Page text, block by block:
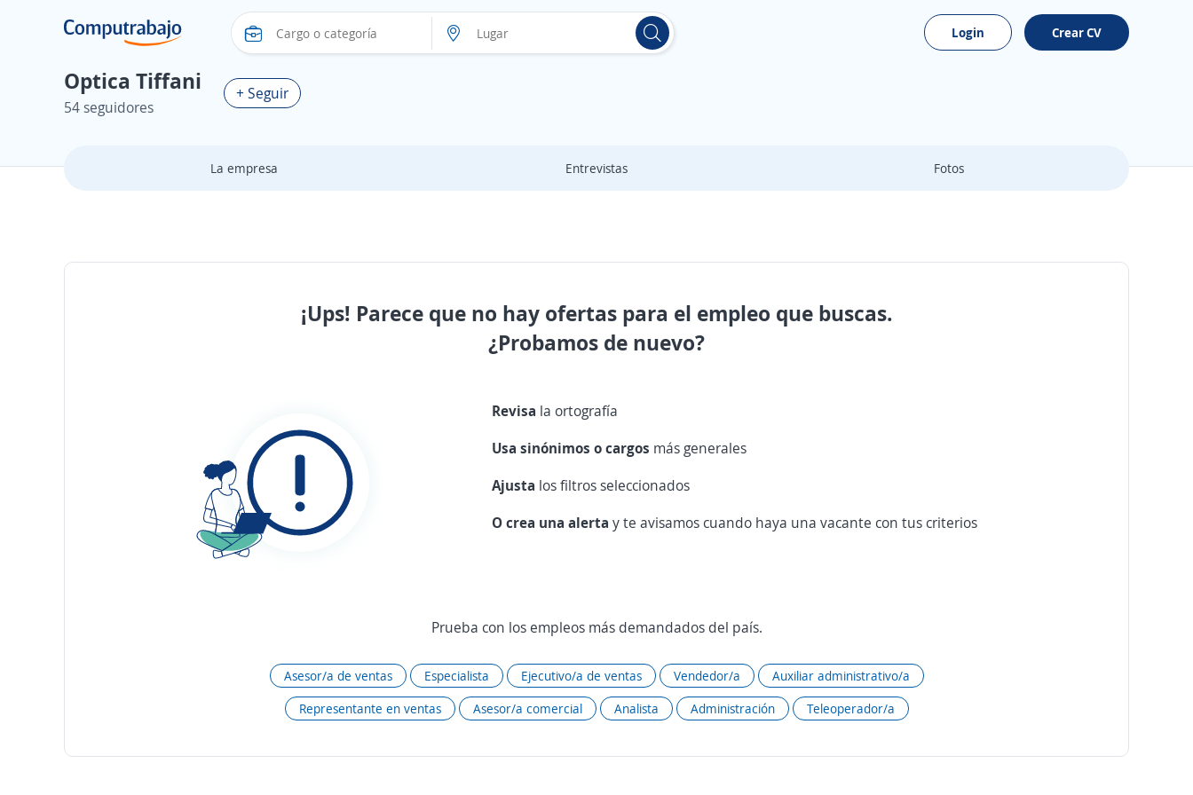
Login Crear CV
Optica Tiffani
54 seguidores
+ Seguir
La empresa Entrevistas Fotos
¡Ups! Parece que no hay ofertas para el empleo que buscas.
¿Probamos de nuevo?
Revisa la ortografía
Usa sinónimos o cargos más generales
Ajusta los filtros seleccionados
O crea una alertay te avisamos cuando haya una vacante con tus criterios
Prueba con los empleos más demandados del país.
Asesor/a de ventas Especialista Ejecutivo/a de ventas Vendedor/a
Auxiliar administrativo/a
Representante en ventas
Asesor/a comercial Analista Administración Teleoperador/a